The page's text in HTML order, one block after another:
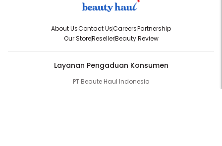
About UsContact UsCareersPartnership
Our StoreResellerBeauty Review
Layanan Pengaduan Konsumen
PT Beaute Haul Indonesia